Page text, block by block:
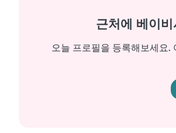
근처에 베이
오늘 프로필을 등록해보세요.